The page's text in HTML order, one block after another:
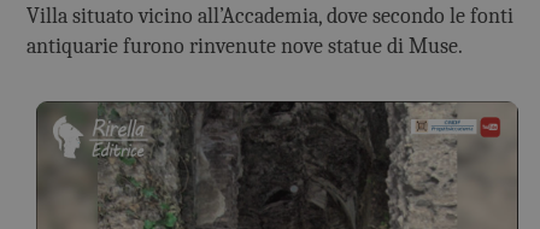
Villa situato vicino all’Accademia, dove secondo le fonti
antiquarie furono rinvenute nove statue di Muse.